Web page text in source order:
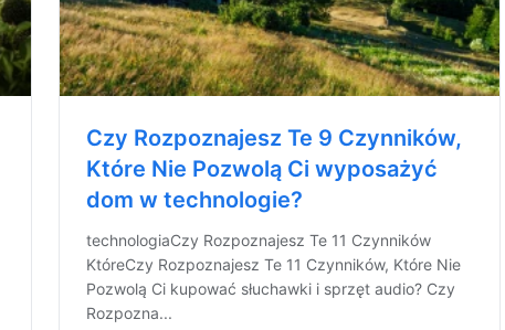
Czy Rozpoznajesz Te 9 Czynników,
Które Nie Pozwolą Ci wyposażyć
dom w technologie?
technologiaCzy Rozpoznajesz Te 11 Czynników
KtóreCzy Rozpoznajesz Te 11 Czynników, Które Nie
Pozwolą Ci kupować słuchawki i sprzęt audio? Czy
Rozpozna...